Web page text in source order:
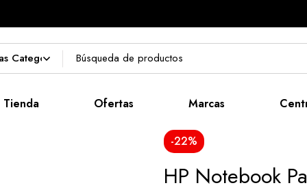
Tienda Ofertas Marcas
-22%
HP Notebook